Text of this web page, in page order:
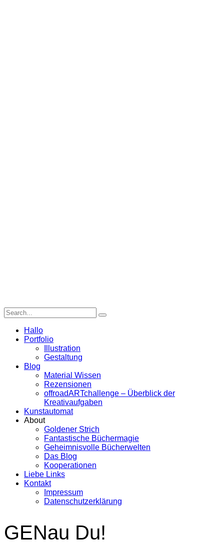
Hallo
Portfolio
Illustration
Gestaltung
Blog
Material Wissen
Rezensionen
offroadARTchallenge – Überblick der
Kreativaufgaben
Kunstautomat
About
Goldener Strich
Fantastische Büchermagie
Geheimnisvolle Bücherwelten
Das Blog
Kooperationen
Liebe Links
Kontakt
Impressum
Datenschutzerklärung
GENau Du!